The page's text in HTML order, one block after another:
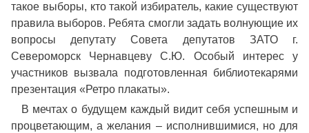
такое выборы, кто такой избиратель, какие существуют
правила выборов. Ребята смогли задать волнующие их
вопросы депутату Совета депутатов ЗАТО г.
Североморск Чернавцеву С.Ю. Особый интерес у
участников вызвала подготовленная библиотекарями
презентация «Ретро плакаты».
В мечтах о будущем каждый видит себя успешным и
процветающим, а желания – исполнившимися, но для